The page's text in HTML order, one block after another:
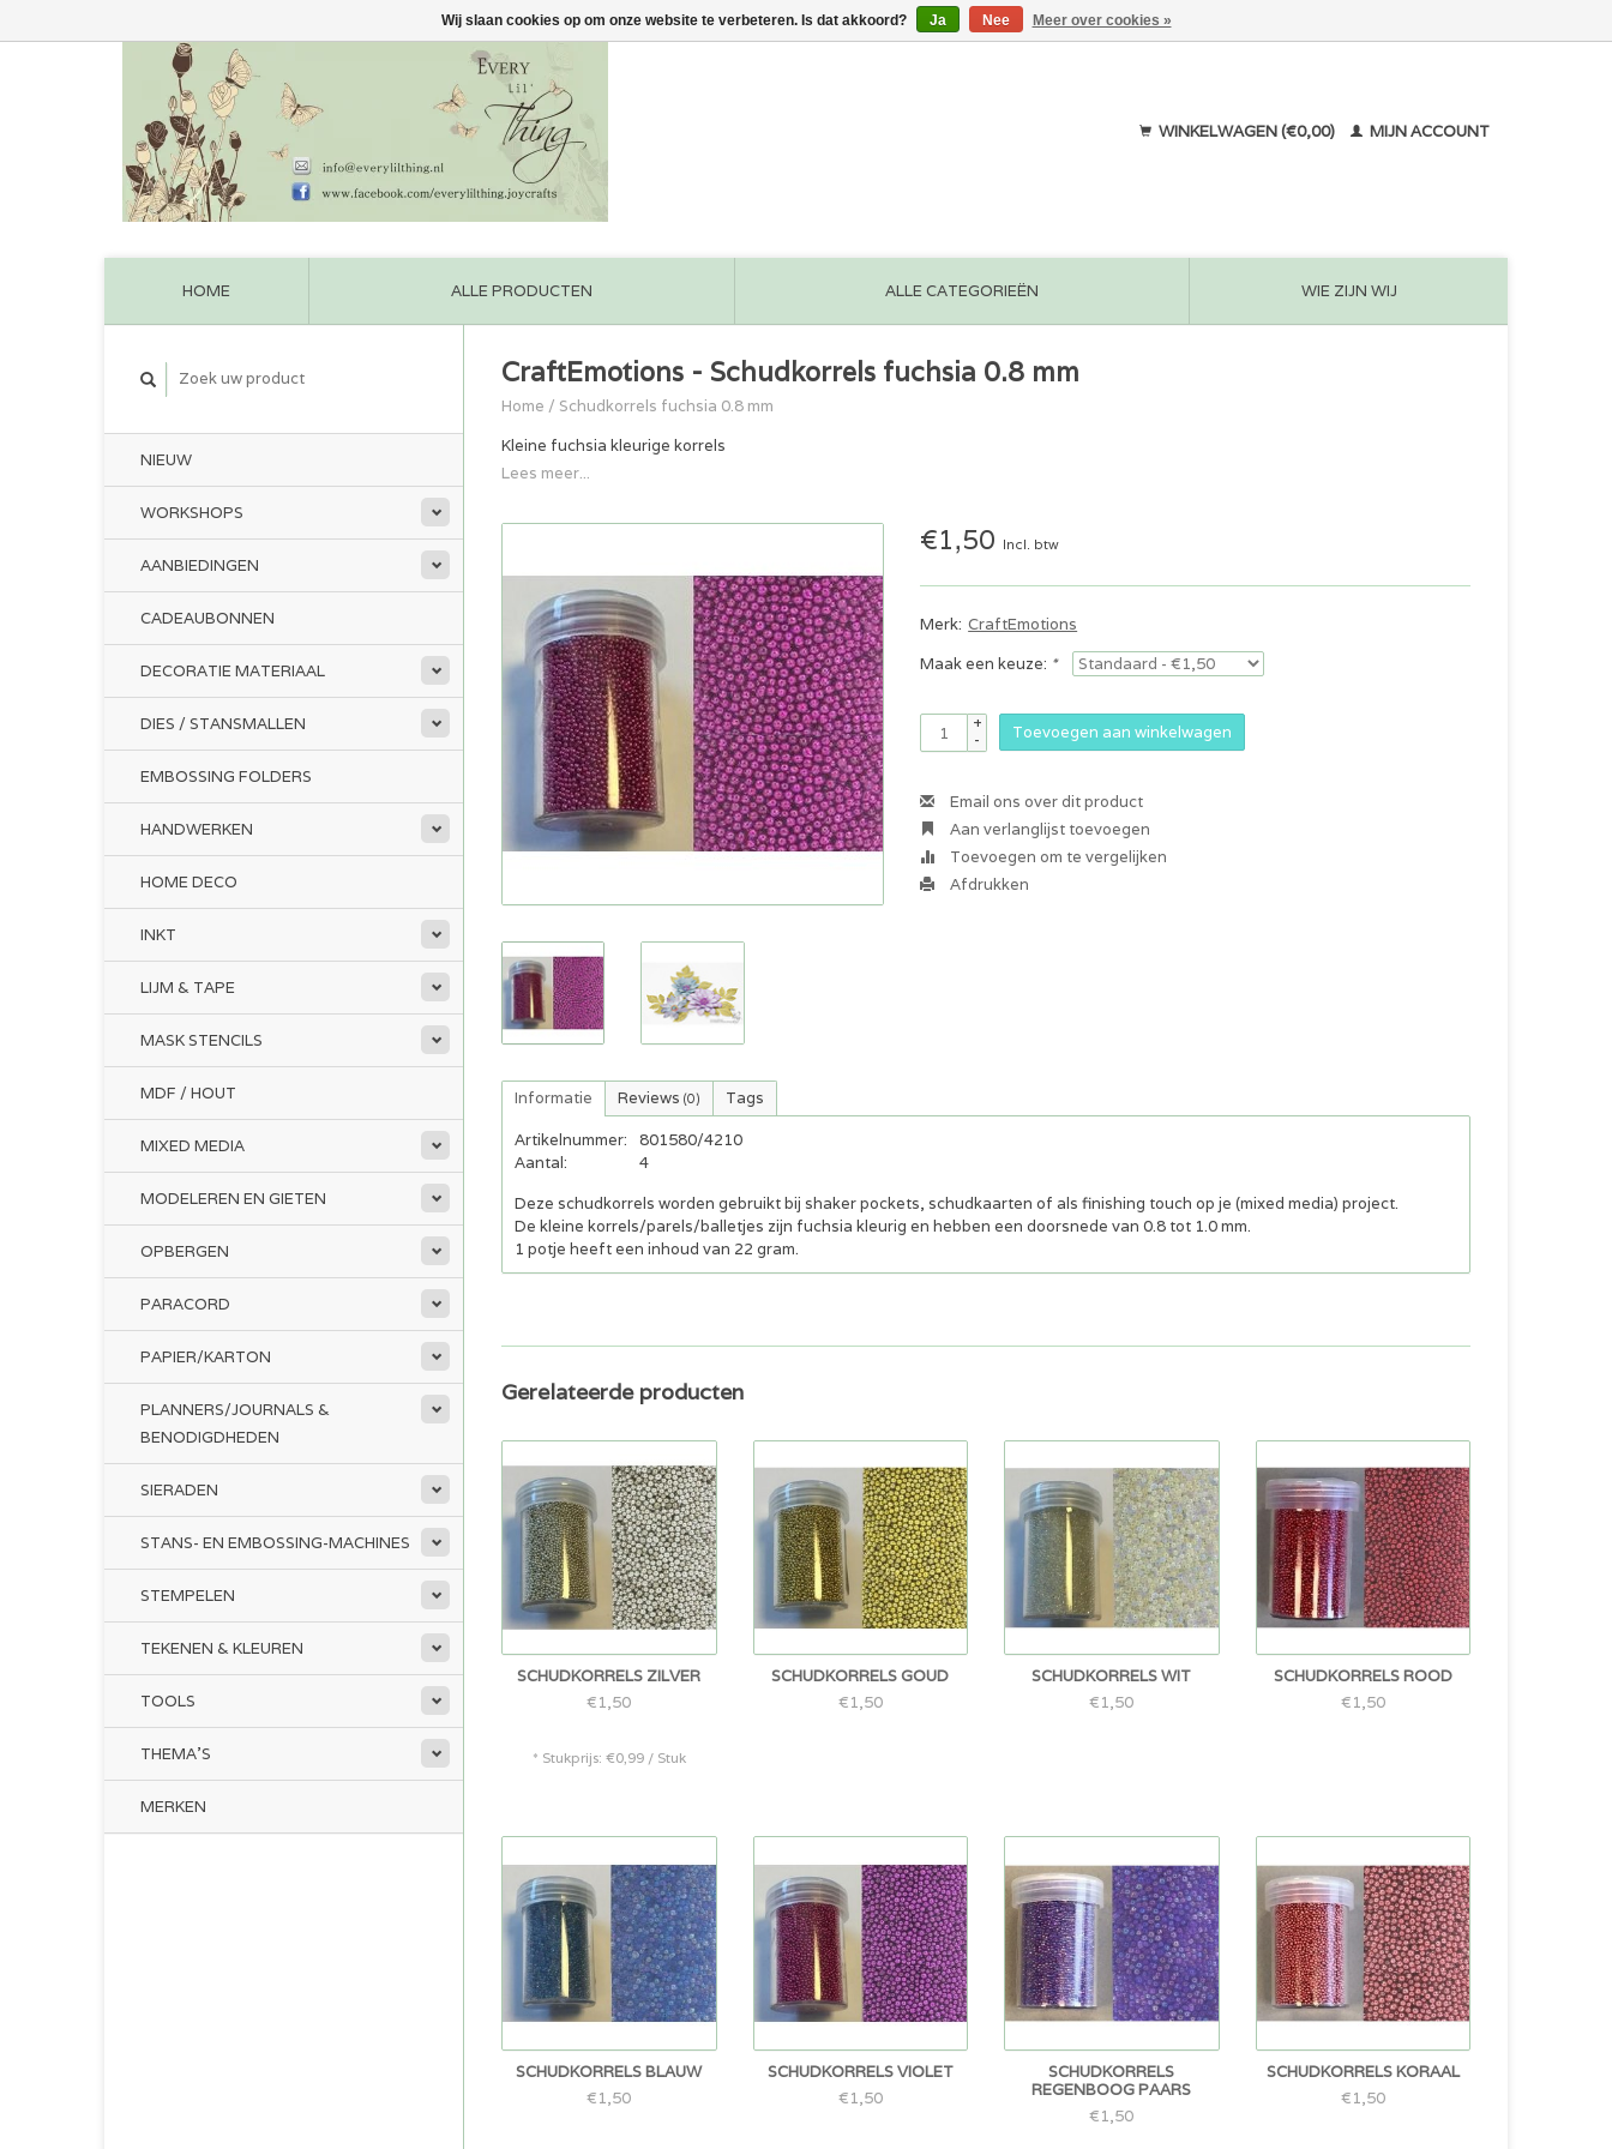
WINKELWAGEN (€0,00) MIJN ACCOUNT
HOME ALLE PRODUCTEN ALLE CATEGORIEËN WIE ZIJN WIJ
NIEUW
WORKSHOPS
AANBIEDINGEN
CADEAUBONNEN
DECORATIE MATERIAAL
DIES / STANSMALLEN
EMBOSSING FOLDERS
HANDWERKEN
HOME DECO
INKT
LIJM & TAPE
MASK STENCILS
MDF / HOUT
MIXED MEDIA
MODELEREN EN GIETEN
OPBERGEN
PARACORD
PAPIER/KARTON
PLANNERS/JOURNALS &
BENODIGDHEDEN
SIERADEN
STANS- EN EMBOSSING-MACHINES
STEMPELEN
TEKENEN & KLEUREN
TOOLS
THEMA'S
MERKEN
CraftEmotions - Schudkorrels fuchsia 0.8 mm
Home / Schudkorrels fuchsia 0.8 mm
Kleine fuchsia kleurige korrels
Lees meer...
€1,50 Incl. btw
Merk: CraftEmotions
Maak een keuze: *
+
-
Toevoegen aan winkelwagen
Email ons over dit product
Aan verlanglijst toevoegen
Toevoegen om te vergelijken
Afdrukken
Informatie Reviews (0) Tags
Artikelnummer:
801580/4210
Aantal:
4
Deze schudkorrels worden gebruikt bij shaker pockets, schudkaarten of als finishing touch op je (mixed media) project.
De kleine korrels/parels/balletjes zijn fuchsia kleurig en hebben een doorsnede van 0.8 tot 1.0 mm.
1 potje heeft een inhoud van 22 gram.
Gerelateerde producten
SCHUDKORRELS ZILVER
€1,50
* Stukprijs: €0,99 / Stuk
SCHUDKORRELS GOUD
€1,50
SCHUDKORRELS WIT
€1,50
SCHUDKORRELS ROOD
€1,50
SCHUDKORRELS BLAUW
€1,50
SCHUDKORRELS VIOLET
€1,50
SCHUDKORRELS
REGENBOOG PAARS
€1,50
SCHUDKORRELS KORAAL
€1,50
Wij slaan cookies op om onze website te verbeteren. Is dat akkoord? Ja Nee Meer over cookies »